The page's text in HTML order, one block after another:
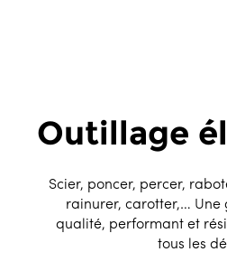
Outillage
Scier, poncer, percer,
rainurer, carotter,… Une
qualité, performant et
tous les